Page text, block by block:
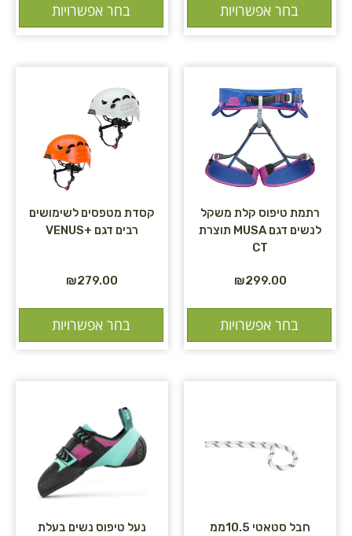
בחר אפשרויות בחר אפשרויות
רתמת טיפוס קלת משקל
לנשים דגם MUSA תוצרת
CT
₪299.00
בחר אפשרויות
קסדת מטפסים לשימושים
רבים דגם +VENUS
₪279.00
בחר אפשרויות
חבל סטאטי 10.5ממ נעל טיפוס נשים בעלת